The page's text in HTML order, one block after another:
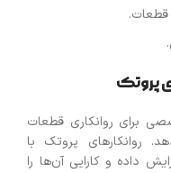
پروتک
برای روانکاری قطعات
روانکارهای پروتک با
داده و کارایی آن‌ها را